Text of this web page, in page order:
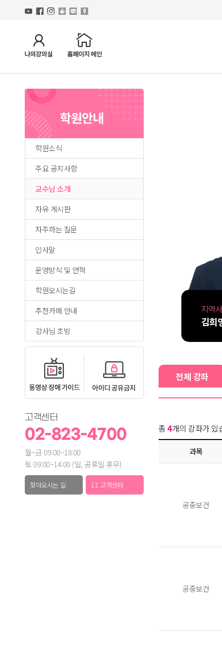
학원안내
학원소식
주요 공지사항
교수님 소개
자유 게시판
자주하는 질문
인사말
운영방식 및 연혁
학원오시는길
추천카페 안내
강사님 초빙
고객센터
02-823-4700
월~금 09:00~18:00
토 09:00~14:00 (일, 공휴일 휴무)
찾아오시는 길 1:1 고객센터
지역
김희
전체 강좌
총 4개의 강좌가 있
과목
공중보건
공중보건